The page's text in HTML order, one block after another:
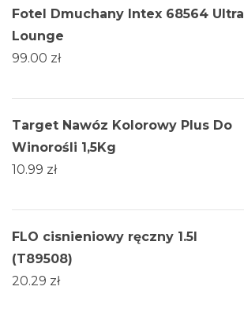
Fotel Dmuchany Intex 68564 Ultra
Lounge
99.00 zł
Target Nawóz Kolorowy Plus Do
Winorośli 1,5Kg
10.99 zł
FLO cisnieniowy ręczny 1.5l
(T89508)
20.29 zł